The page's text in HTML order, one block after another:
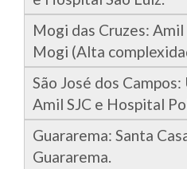
Mogi das Cruzes:
Mogi (Alta
São José dos
Amil SJC e Hospital
Guararema: Santa
Guararema.